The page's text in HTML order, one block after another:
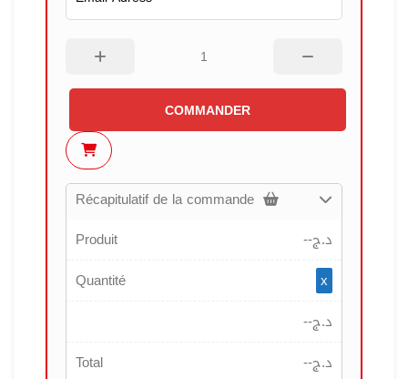
COMMANDER
Récapitulatif de la commande
Produit
--د.ج
Quantité
x
--د.ج
Total
--د.ج